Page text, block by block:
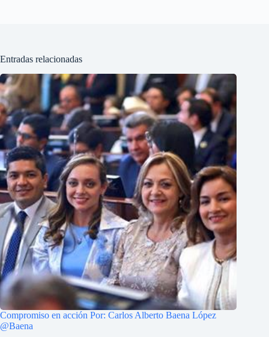
Entradas relacionadas
Compromiso en acción Por: Carlos Alberto Baena López
@Baena